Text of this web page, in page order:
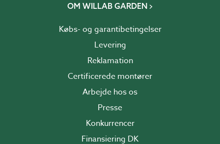
OM WILLAB GARDEN
Købs- og garantibetingelser
Levering
Reklamation
Certificerede montører
Arbejde hos os
Presse
Konkurrencer
Finansiering DK